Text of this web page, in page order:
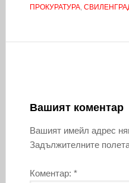
ПРОКУРАТУРА,
Вашият коментар
Вашият имейл адрес
Задължителните
Коментар: *